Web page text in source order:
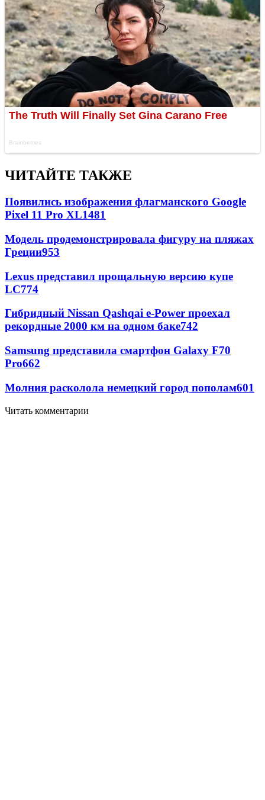
ЧИТАЙТЕ ТАКЖЕ
Появились изображения флагманского Google
Pixel 11 Pro XL1481
Модель продемонстрировала фигуру на пляжах
Греции953
Lexus представил прощальную версию купе
LC774
Гибридный Nissan Qashqai e-Power проехал
рекордные 2000 км на одном баке742
Samsung представила смартфон Galaxy F70
Pro662
Молния расколола немецкий город пополам601
Читать комментарии